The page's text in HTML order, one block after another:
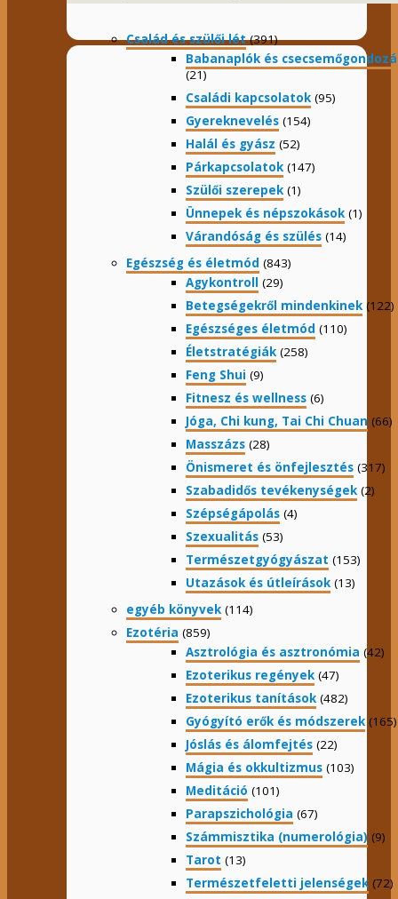
Család és szülői lét(391)
Babanaplók és
(21)
Családi kapcsolatok (95)
Gyereknevelés (154)
Halál és gyász (52)
Párkapcsolatok (147)
Szülői szerepek (1)
Ünnepek és népszokások (1)
Várandóság és szülés (14)
Egészség és életmód (843)
Agykontroll (29)
Betegségekről mindenkinek (122)
Egészséges életmód (110)
Életstratégiák (258)
Feng Shui (9)
Fitnesz és wellness (6)
Jóga, Chi kung, Tai Chi Chuan (66)
Masszázs (28)
Önismeret és önfejlesztés (317)
Szabadidős tevékenységek (2)
Szépségápolás (4)
Szexualitás (53)
Természetgyógyászat (153)
Utazások és útleírások (13)
egyéb könyvek (114)
Ezotéria (859)
Asztrológia és asztronómia (42)
Ezoterikus regények (47)
Ezoterikus tanítások (482)
Gyógyító erők és módszerek (165)
Jóslás és álomfejtés (22)
Mágia és okkultizmus (103)
Meditáció (101)
Parapszichológia (67)
Számmisztika (numerológia) (9)
Tarot (13)
Természetfeletti jelenségek (72)